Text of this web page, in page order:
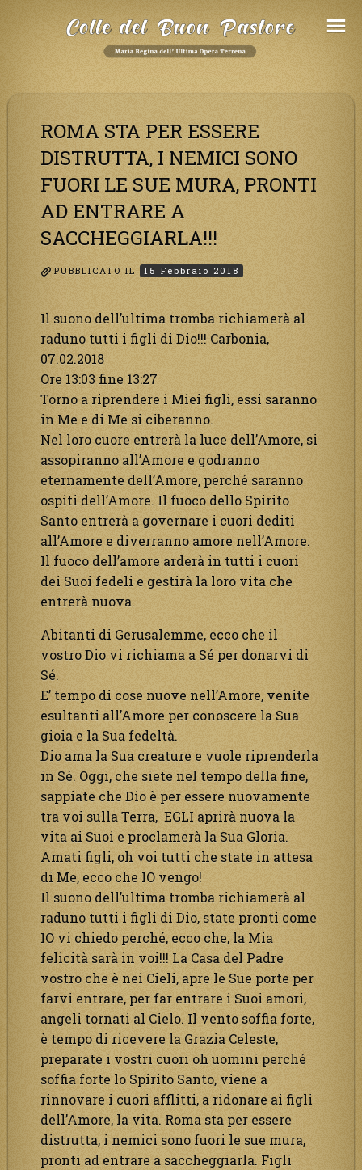
ROMA STA PER ESSERE
DISTRUTTA, I NEMICI SONO
FUORI LE SUE MURA, PRONTI
AD ENTRARE A
SACCHEGGIARLA!!!
PUBBLICATO IL 15 Febbraio 2018
Il suono dell’ultima tromba richiamerà al
raduno tutti i figli di Dio!!! Carbonia,
07.02.2018
Ore 13:03 fine 13:27
Torno a riprendere i Miei figli, essi saranno
in Me e di Me si ciberanno.
Nel loro cuore entrerà la luce dell’Amore, si
assopiranno all’Amore e godranno
eternamente dell’Amore, perché saranno
ospiti dell’Amore. Il fuoco dello Spirito
Santo entrerà a governare i cuori dediti
all’Amore e diverranno amore nell’Amore.
Il fuoco dell’amore arderà in tutti i cuori
dei Suoi fedeli e gestirà la loro vita che
entrerà nuova.
Abitanti di Gerusalemme, ecco che il
vostro Dio vi richiama a Sé per donarvi di
Sé.
E’ tempo di cose nuove nell’Amore, venite
esultanti all’Amore per conoscere la Sua
gioia e la Sua fedeltà.
Dio ama la Sua creature e vuole riprenderla
in Sé. Oggi, che siete nel tempo della fine,
sappiate che Dio è per essere nuovamente
tra voi sulla Terra, EGLI aprirà nuova la
vita ai Suoi e proclamerà la Sua Gloria.
Amati figli, oh voi tutti che state in attesa
di Me, ecco che IO vengo!
Il suono dell’ultima tromba richiamerà al
raduno tutti i figli di Dio, state pronti come
IO vi chiedo perché, ecco che, la Mia
felicità sarà in voi!!! La Casa del Padre
vostro che è nei Cieli, apre le Sue porte per
farvi entrare, per far entrare i Suoi amori,
angeli tornati al Cielo. Il vento soffia forte,
è tempo di ricevere la Grazia Celeste,
preparate i vostri cuori oh uomini perché
soffia forte lo Spirito Santo, viene a
rinnovare i cuori afflitti, a ridonare ai figli
dell’Amore, la vita. Roma sta per essere
distrutta, i nemici sono fuori le sue mura,
pronti ad entrare a saccheggiarla. Figli